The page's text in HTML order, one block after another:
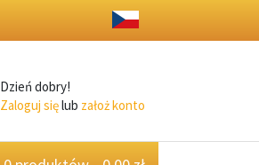
Dzień dobry!
Zaloguj sięlub założ konto